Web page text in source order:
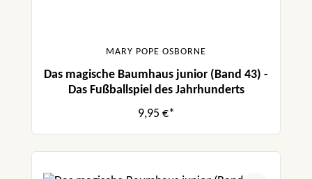
MARY POPE OSBORNE
Das magische Baumhaus junior (Band 43) -
Das Fußballspiel des Jahrhunderts
9,95 €*